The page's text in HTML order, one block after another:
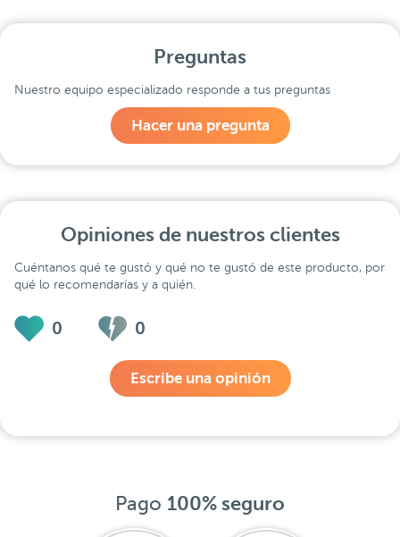
Preguntas
Nuestro equipo especializado responde a tus preguntas
Hacer una pregunta
Opiniones de nuestros clientes
Cuéntanos qué te gustó y qué no te gustó de este producto, por
qué lo recomendarías y a quién.
0 0
Escribe una opinión
Pago 100% seguro